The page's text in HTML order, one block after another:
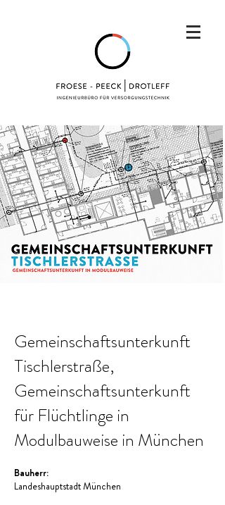
Gemeinschaftsunterkunft
Tischlerstraße,
Gemeinschaftsunterkunft
für Flüchtlinge in
Modulbauweise in München
Bauherr:
Landeshauptstadt München